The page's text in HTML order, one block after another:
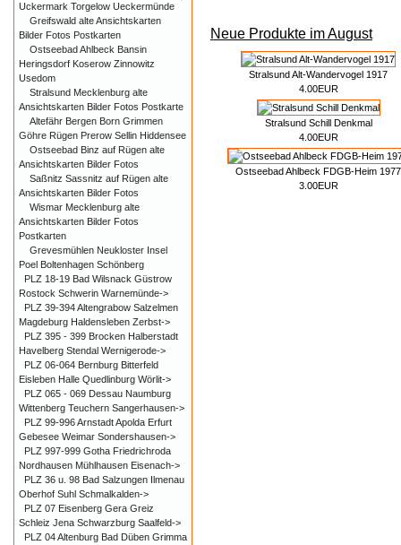
Neue Produkte im August
Stralsund Alt-Wandervogel 1917
4.00EUR
Stralsund Schill Denkmal
4.00EUR
Ostseebad Ahlbeck FDGB-Heim 1977
3.00EUR
Uckermark Torgelow Ueckermünde
Greifswald alte Ansichtskarten
Bilder Fotos Postkarten
Ostseebad Ahlbeck Bansin
Heringsdorf Koserow Zinnowitz
Usedom
Stralsund Mecklenburg alte
Ansichtskarten Bilder Fotos Postkarte
Altefähr Bergen Born Grimmen
Göhre Rügen Prerow Sellin Hiddensee
Ostseebad Binz auf Rügen alte
Ansichtskarten Bilder Fotos
Saßnitz Sassnitz auf Rügen alte
Ansichtskarten Bilder Fotos
Wismar Mecklenburg alte
Ansichtskarten Bilder Fotos
Postkarten
Grevesmühlen Neukloster Insel
Poel Boltenhagen Schönberg
PLZ 18-19 Bad Wilsnack Güstrow
Rostock Schwerin Warnemünde->
PLZ 39-394 Altengrabow Salzelmen
Magdeburg Haldensleben Zerbst->
PLZ 395 - 399 Brocken Halberstadt
Havelberg Stendal Wernigerode->
PLZ 06-064 Bernburg Bitterfeld
Eisleben Halle Quedlinburg Wörlit->
PLZ 065 - 069 Dessau Naumburg
Wittenberg Teuchern Sangerhausen->
PLZ 99-996 Arnstadt Apolda Erfurt
Gebesee Weimar Sondershausen->
PLZ 997-999 Gotha Friedrichroda
Nordhausen Mühlhausen Eisenach->
PLZ 36 u. 98 Bad Salzungen Ilmenau
Oberhof Suhl Schmalkalden->
PLZ 07 Eisenberg Gera Greiz
Schleiz Jena Schwarzburg Saalfeld->
PLZ 04 Altenburg Bad Düben Grimma